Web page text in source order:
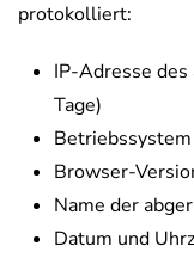
protokolliert:
IP-Adresse
Tage)
Browser-
Name der
Datum und